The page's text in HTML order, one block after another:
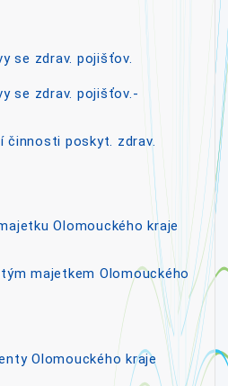
se zdrav. pojišťov.
se zdrav. pojišťov.-
činnosti poskyt. zdrav.
Olomouckého kraje
majetkem Olomouckého
Olomouckého kraje